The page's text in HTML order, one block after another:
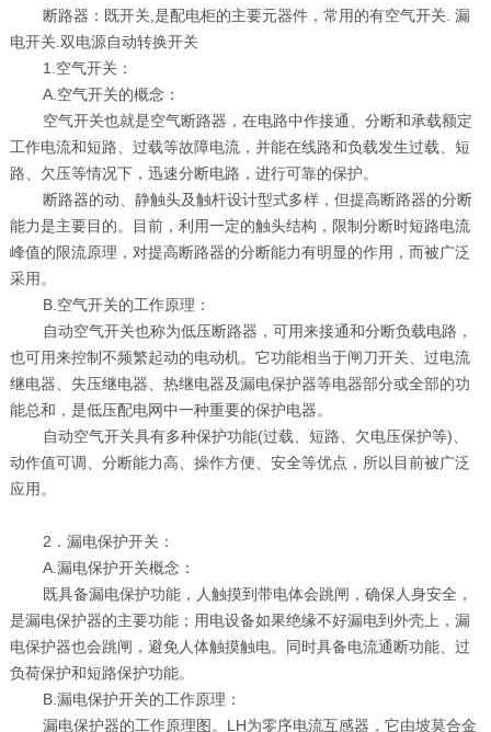
断路器：既开关,是配电柜的主要元器件，常用的有空气开关. 漏
电开关.双电源自动转换开关
1.空气开关：
A.空气开关的概念：
空气开关也就是空气断路器，在电路中作接通、分断和承载额定
工作电流和短路、过载等故障电流，并能在线路和负载发生过载、短
路、欠压等情况下，迅速分断电路，进行可靠的保护。
断路器的动、静触头及触杆设计型式多样，但提高断路器的分断
能力是主要目的。目前，利用一定的触头结构，限制分断时短路电流
峰值的限流原理，对提高断路器的分断能力有明显的作用，而被广泛
采用。
B.空气开关的工作原理：
自动空气开关也称为低压断路器，可用来接通和分断负载电路，
也可用来控制不频繁起动的电动机。它功能相当于闸刀开关、过电流
继电器、失压继电器、热继电器及漏电保护器等电器部分或全部的功
能总和，是低压配电网中一种重要的保护电器。
自动空气开关具有多种保护功能(过载、短路、欠电压保护等)、
动作值可调、分断能力高、操作方便、安全等优点，所以目前被广泛
应用。
2．漏电保护开关：
A.漏电保护开关概念：
既具备漏电保护功能，人触摸到带电体会跳闸，确保人身安全，
是漏电保护器的主要功能；用电设备如果绝缘不好漏电到外壳上，漏
电保护器也会跳闸，避免人体触摸触电。同时具备电流通断功能、过
负荷保护和短路保护功能。
B.漏电保护开关的工作原理：
漏电保护器的工作原理图。LH为零序电流互感器，它由坡莫合金